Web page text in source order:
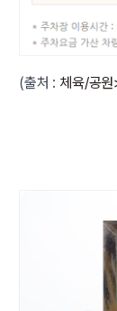
(출처 : 체육/공